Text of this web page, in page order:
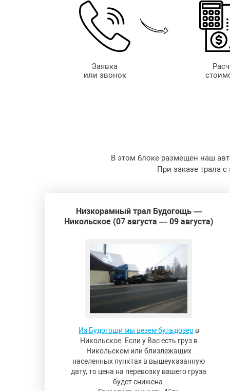
Заявка
или звонок
В этом блоке размещен наш
При заказе трала
Низкорамный трал Будогощь —
Никольское (07 августа — 09 августа)
Из Будогощи мы везем бульдозерв
Никольское. Если у Вас есть груз в
Никольском или близлежащих
населенных пунктах в вышеуказанную
дату, то цена на перевозку вашего груза
будет снижена.